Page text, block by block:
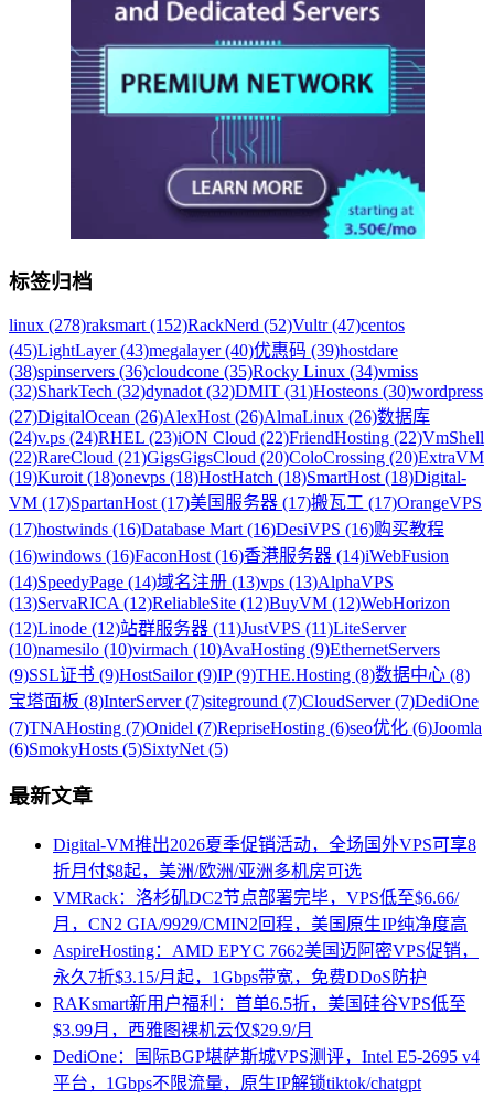
标签归档
linux (278)raksmart (152)RackNerd (52)Vultr (47)centos
(45)LightLayer (43)megalayer (40)优惠码 (39)hostdare
(38)spinservers (36)cloudcone (35)Rocky Linux (34)vmiss
(32)SharkTech (32)dynadot (32)DMIT (31)Hosteons (30)wordpress
(27)DigitalOcean (26)AlexHost (26)AlmaLinux (26)数据库
(24)v.ps (24)RHEL (23)iON Cloud (22)FriendHosting (22)VmShell
(22)RareCloud (21)GigsGigsCloud (20)ColoCrossing (20)ExtraVM
(19)Kuroit (18)onevps (18)HostHatch (18)SmartHost (18)Digital-
VM (17)SpartanHost (17)美国服务器 (17)搬瓦工 (17)OrangeVPS
(17)hostwinds (16)Database Mart (16)DesiVPS (16)购买教程
(16)windows (16)FaconHost (16)香港服务器 (14)iWebFusion
(14)SpeedyPage (14)域名注册 (13)vps (13)AlphaVPS
(13)ServaRICA (12)ReliableSite (12)BuyVM (12)WebHorizon
(12)Linode (12)站群服务器 (11)JustVPS (11)LiteServer
(10)namesilo (10)virmach (10)AvaHosting (9)EthernetServers
(9)SSL证书 (9)HostSailor (9)IP (9)THE.Hosting (8)数据中心 (8)
宝塔面板 (8)InterServer (7)siteground (7)CloudServer (7)DediOne
(7)TNAHosting (7)Onidel (7)RepriseHosting (6)seo优化 (6)Joomla
(6)SmokyHosts (5)SixtyNet (5)
最新文章
Digital-VM推出2026夏季促销活动，全场国外VPS可享8
折月付$8起，美洲/欧洲/亚洲多机房可选
VMRack：洛杉矶DC2节点部署完毕，VPS低至$6.66/
月，CN2 GIA/9929/CMIN2回程，美国原生IP纯净度高
AspireHosting：AMD EPYC 7662美国迈阿密VPS促销，
永久7折$3.15/月起，1Gbps带宽，免费DDoS防护
RAKsmart新用户福利：首单6.5折，美国硅谷VPS低至
$3.99月，西雅图裸机云仅$29.9/月
DediOne：国际BGP堪萨斯城VPS测评，Intel E5-2695 v4
平台，1Gbps不限流量，原生IP解锁tiktok/chatgpt